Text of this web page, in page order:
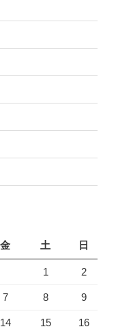
金 土 日
1 2
7 8 9
14 15 16